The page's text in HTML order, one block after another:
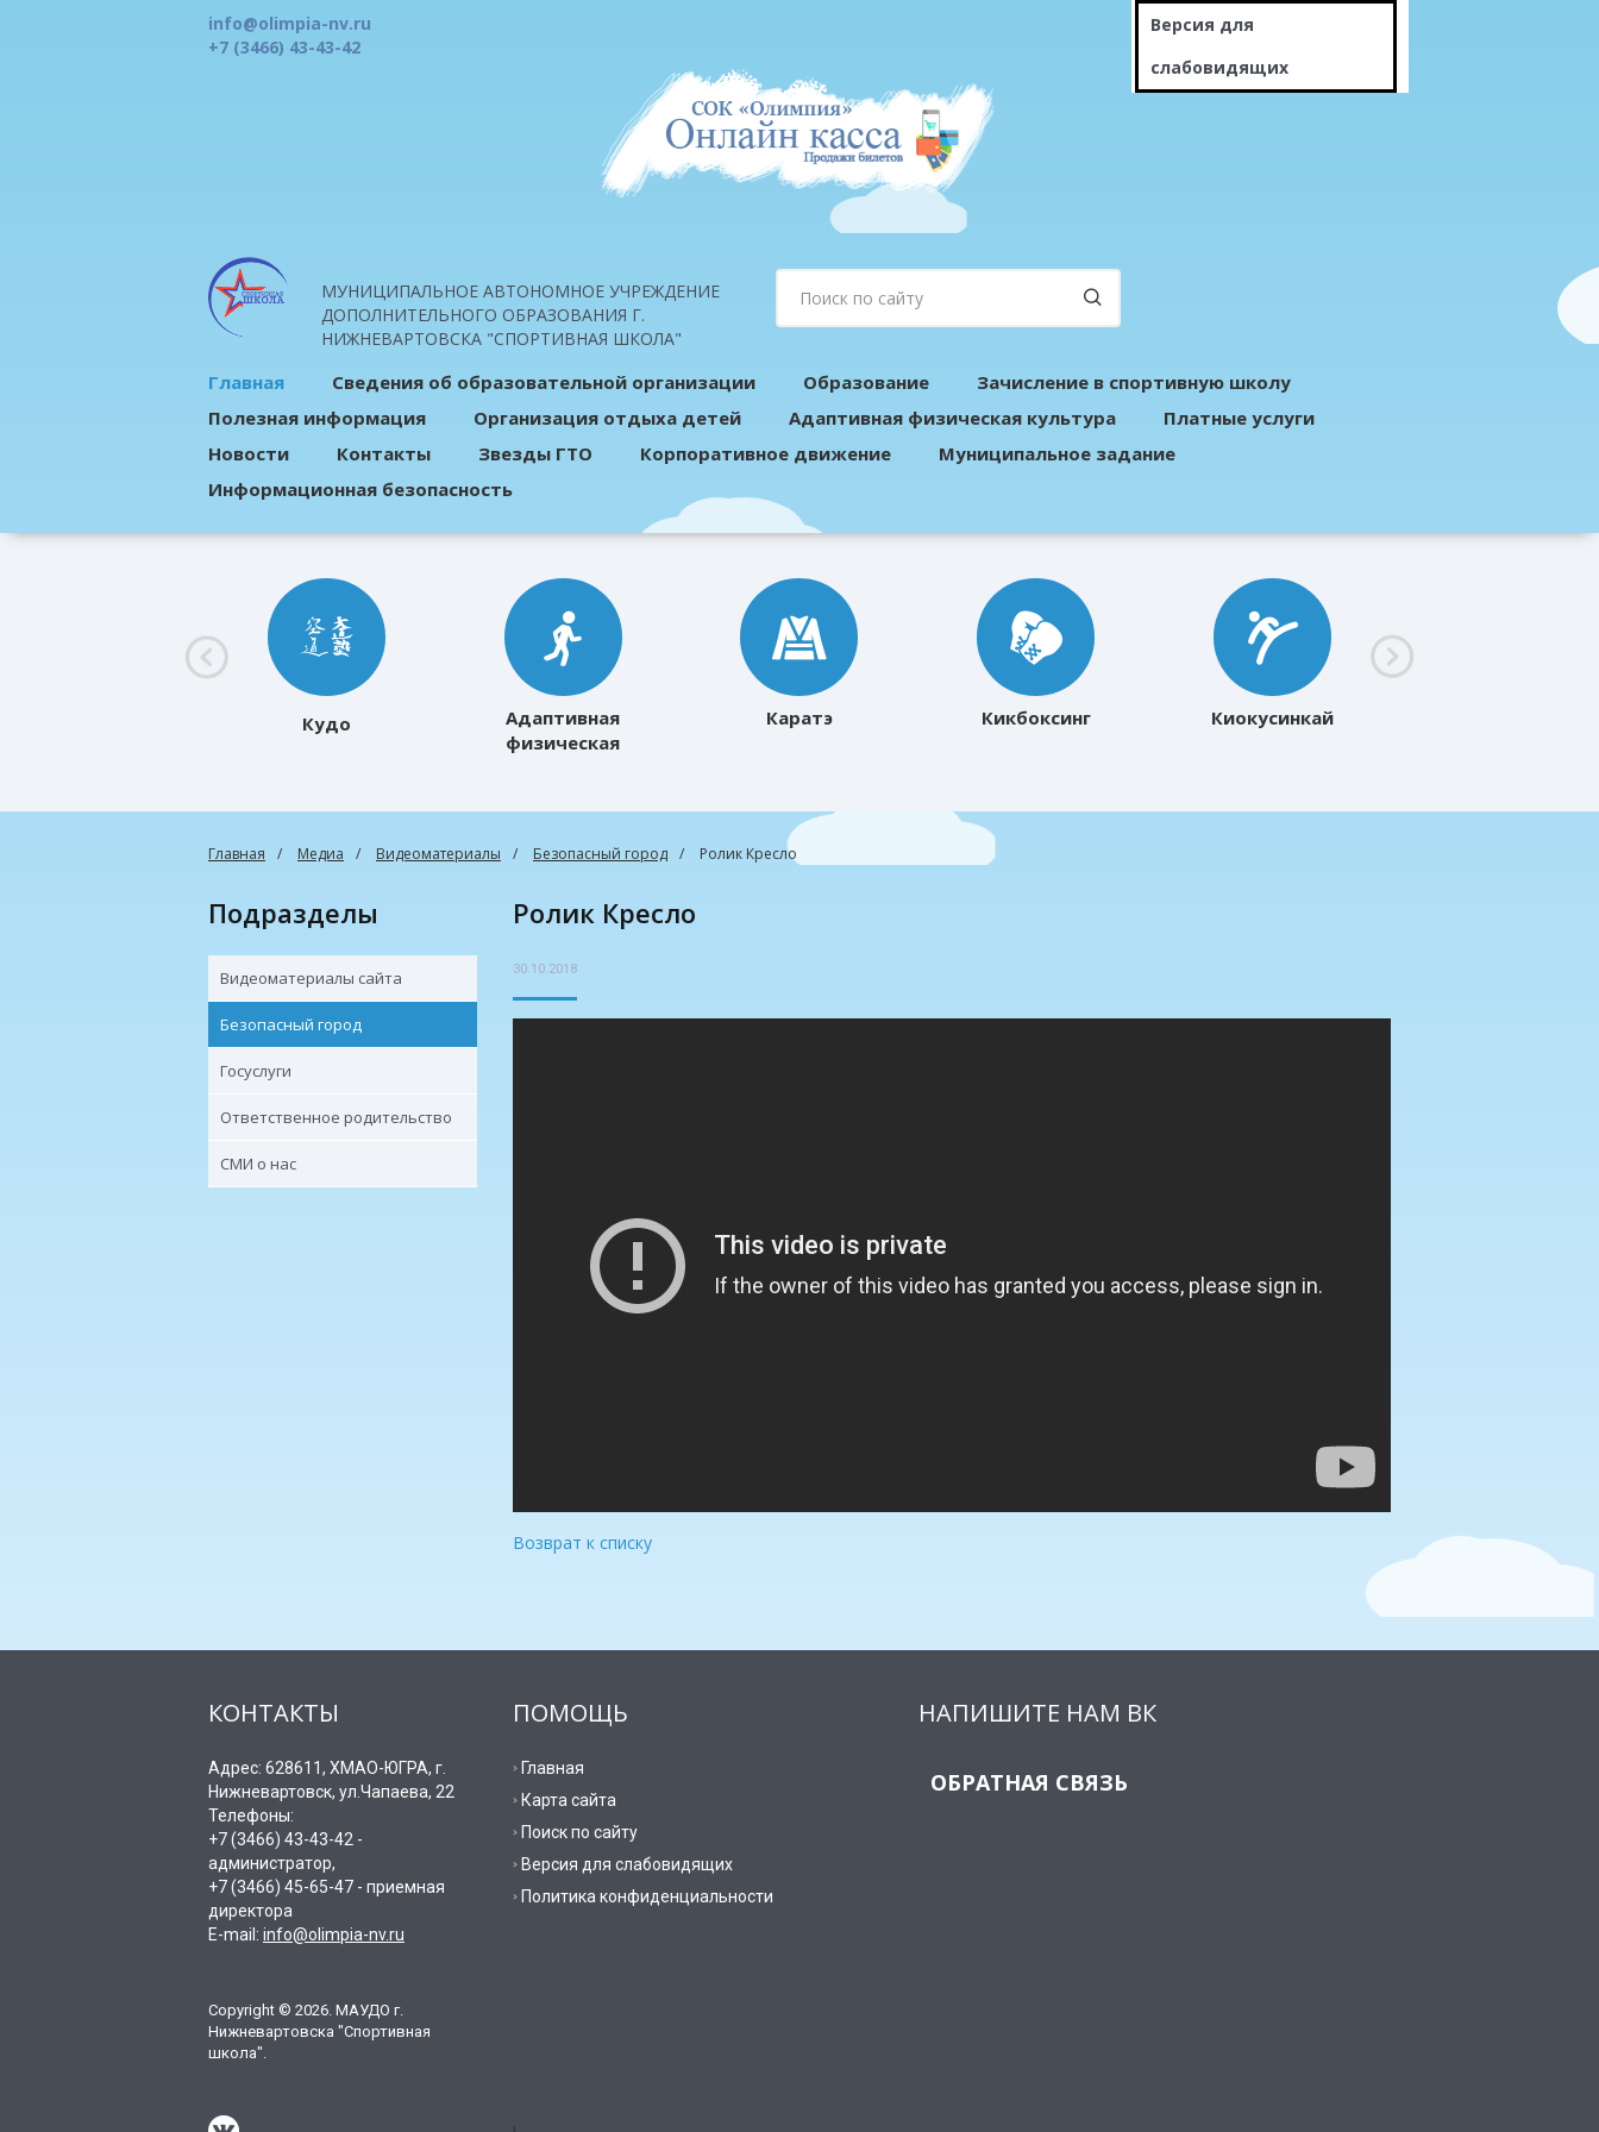
info@olimpia-nv.ru
+7 (3466) 43-43-42
Версия для
слабовидящих
МУНИЦИПАЛЬНОЕ АВТОНОМНОЕ УЧРЕЖДЕНИЕ
ДОПОЛНИТЕЛЬНОГО ОБРАЗОВАНИЯ Г.
НИЖНЕВАРТОВСКА "СПОРТИВНАЯ ШКОЛА"
Главная Сведения об образовательной организации Образование
Зачисление в спортивную школу
Полезная информация
Организация отдыха детей Адаптивная физическая культура
Платные услуги
Новости
Контакты Звезды ГТО Корпоративное движение
Муниципальное задание
Информационная безопасность
Кудо
Адаптивная
физическая
Каратэ Кикбоксинг Киокусинкай
Главная Медиа Видеоматериалы Безопасный город Ролик Кресло
Подразделы
Видеоматериалы сайта
Безопасный город
Госуслуги
Ответственное родительство
СМИ о нас
Ролик Кресло
30.10.2018
Возврат к списку
НАПИШИТЕ НАМ ВК
ОБРАТНАЯ СВЯЗЬ
ПОМОЩЬ
Главная
Карта сайта
Поиск по сайту
Версия для слабовидящих
Политика конфиденциальности
КОНТАКТЫ
Адрес: 628611, ХМАО-ЮГРА, г.
Нижневартовск, ул.Чапаева, 22
Телефоны:
+7 (3466) 43-43-42 -
администратор,
+7 (3466) 45-65-47 - приемная
директора
E-mail:info@olimpia-nv.ru
Copyright © 2026. МАУДО г.
Нижневартовска "Спортивная
школа".